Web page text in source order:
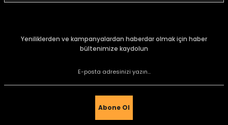
Görüş ve önerileriniz için teşekkür ederiz.
Ürün açıklamasında eksik bilgiler bulunuyor.
Ürün fiyatı diğer sitelerden daha pahalı.
Bu ürüne benzer farklı alternatifler olmalı.
Yeniliklerden ve kampanyalardan haberdar olmak için haber
bültenimize kaydolun
Abone Ol